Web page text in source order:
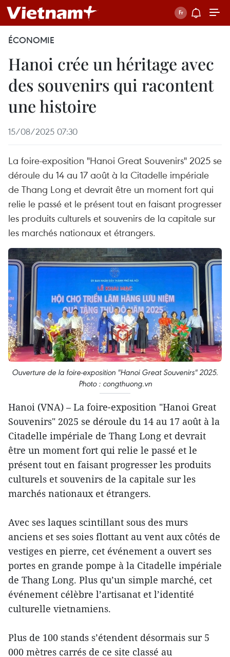
ÉCONOMIE
Hanoi crée un héritage avec
des souvenirs qui racontent
une histoire
15/08/2025 07:30
La foire-exposition "Hanoi Great Souvenirs" 2025 se
déroule du 14 au 17 août à la Citadelle impériale
de Thang Long et devrait être un moment fort qui
relie le passé et le présent tout en faisant progresser
les produits culturels et souvenirs de la capitale sur
les marchés nationaux et étrangers.
Ouverture de la foire-exposition "Hanoi Great Souvenirs" 2025.
Photo : congthuong.vn
Hanoi (VNA) – La foire-exposition "Hanoi Great
Souvenirs" 2025 se déroule du 14 au 17 août à la
Citadelle impériale de Thang Long et devrait
être un moment fort qui relie le passé et le
présent tout en faisant progresser les produits
culturels et souvenirs de la capitale sur les
marchés nationaux et étrangers.
Avec ses laques scintillant sous des murs
anciens et ses soies flottant au vent aux côtés de
vestiges en pierre, cet événement a ouvert ses
portes en grande pompe à la Citadelle impériale
de Thang Long. Plus qu’un simple marché, cet
événement célèbre l’artisanat et l’identité
culturelle vietnamiens.
Plus de 100 stands s’étendent désormais sur 5
000 mètres carrés de ce site classé au